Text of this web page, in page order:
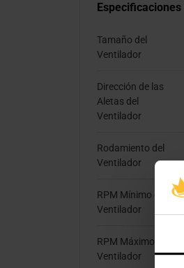
Tamaño del
Ventilador
Dirección de las
Aletas del
Ventilador
Rodamiento del
Ventilador
RPM Mínimo del
Ventilador
RPM Máximo del
Ventilador